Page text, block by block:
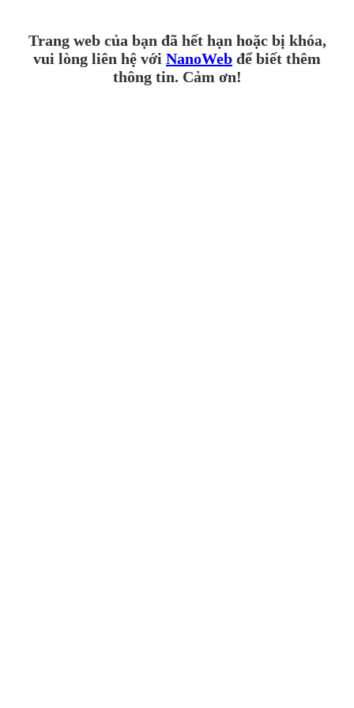
Trang web của bạn đã hết hạn hoặc bị khóa,
vui lòng liên hệ với NanoWeb để biết thêm
thông tin. Cảm ơn!